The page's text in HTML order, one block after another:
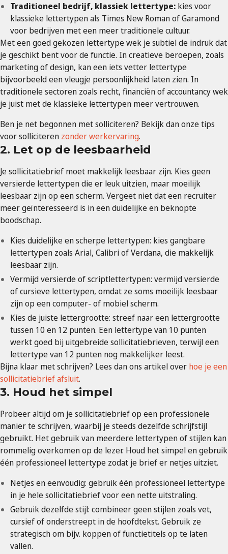
Traditioneel bedrijf, klassiek lettertype: kies voor
klassieke lettertypen als Times New Roman of Garamond
voor bedrijven met een meer traditionele cultuur.
Met een goed gekozen lettertype wek je subtiel de indruk dat
je geschikt bent voor de functie. In creatieve beroepen, zoals
marketing of design, kan een iets vetter lettertype
bijvoorbeeld een vleugje persoonlijkheid laten zien. In
traditionele sectoren zoals recht, financiën of accountancy wek
je juist met de klassieke lettertypen meer vertrouwen.
Ben je net begonnen met solliciteren? Bekijk dan onze tips
voor solliciteren zonder werkervaring.
2. Let op de leesbaarheid
Je sollicitatiebrief moet makkelijk leesbaar zijn. Kies geen
versierde lettertypen die er leuk uitzien, maar moeilijk
leesbaar zijn op een scherm. Vergeet niet dat een recruiter
meer geïnteresseerd is in een duidelijke en beknopte
boodschap.
Kies duidelijke en scherpe lettertypen: kies gangbare
lettertypen zoals Arial, Calibri of Verdana, die makkelijk
leesbaar zijn.
Vermijd versierde of scriptlettertypen: vermijd versierde
of cursieve lettertypen, omdat ze soms moeilijk leesbaar
zijn op een computer- of mobiel scherm.
Kies de juiste lettergrootte: streef naar een lettergrootte
tussen 10 en 12 punten. Een lettertype van 10 punten
werkt goed bij uitgebreide sollicitatiebrieven, terwijl een
lettertype van 12 punten nog makkelijker leest.
Bijna klaar met schrijven? Lees dan ons artikel over hoe je een
sollicitatiebrief afsluit.
3. Houd het simpel
Probeer altijd om je sollicitatiebrief op een professionele
manier te schrijven, waarbij je steeds dezelfde schrijfstijl
gebruikt. Het gebruik van meerdere lettertypen of stijlen kan
rommelig overkomen op de lezer. Houd het simpel en gebruik
één professioneel lettertype zodat je brief er netjes uitziet.
Netjes en eenvoudig: gebruik één professioneel lettertype
in je hele sollicitatiebrief voor een ​​nette uitstraling.
Gebruik dezelfde stijl: combineer geen stijlen zoals vet,
cursief of onderstreept in de hoofdtekst. Gebruik ze
strategisch om bijv. koppen of functietitels op te laten
vallen.